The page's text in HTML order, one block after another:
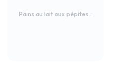
Pains au lait aux pépites...